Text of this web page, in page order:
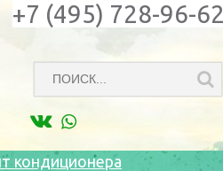
+7 (495) 728-96-62
кондиционера